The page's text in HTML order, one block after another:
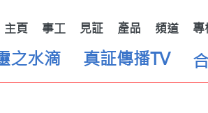
主頁 事工 見証 產品 頻道 專
之水滴 真証傳播TV